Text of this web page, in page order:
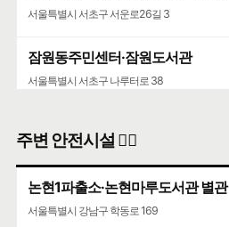
서울특별시 서초구 서운로26길 3
잠원동주민센터·잠원도서관
서울특별시 서초구 나루터로 38
주변 안전시설 👮‍♀️
논현1파출소·논현마루도서관 별관
서울특별시 강남구 학동로 169